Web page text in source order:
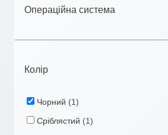
Операційна система
Колір
Чорний (1)
Сріблястий (1)